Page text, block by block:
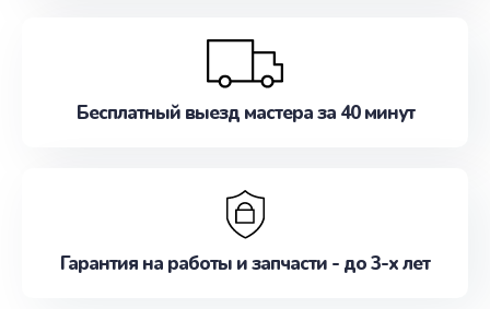
Бесплатный выезд мастера за 40 минут
Гарантия на работы и запчасти - до 3-х лет